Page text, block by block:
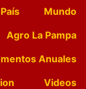
País
Mundo
Agro La Pampa
Anuales
Videos